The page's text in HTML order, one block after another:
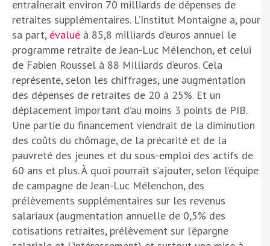
entraînerait environ 70 milliards de dépenses de
retraites supplémentaires. L’Institut Montaigne a, pour
sa part, évalué à 85,8 milliards d’euros annuel le
programme retraite de Jean-Luc Mélenchon, et celui
de Fabien Roussel à 88 Milliards d’euros. Cela
représente, selon les chiffrages, une augmentation
des dépenses de retraites de 20 à 25%. Et un
déplacement important d’au moins 3 points de PIB.
Une partie du financement viendrait de la diminution
des coûts du chômage, de la précarité et de la
pauvreté des jeunes et du sous-emploi des actifs de
60 ans et plus. À quoi pourrait s’ajouter, selon l’équipe
de campagne de Jean-Luc Mélenchon, des
prélèvements supplémentaires sur les revenus
salariaux (augmentation annuelle de 0,5% des
cotisations retraites, prélèvement sur l’épargne